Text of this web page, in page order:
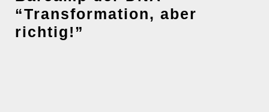
“Transformation, aber
richtig!”